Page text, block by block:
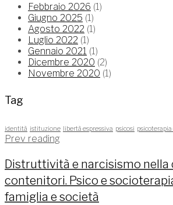
Febbraio 2026 (1)
Giugno 2025 (1)
Agosto 2022 (1)
Luglio 2022 (1)
Gennaio 2021 (1)
Dicembre 2020 (2)
Novembre 2020 (1)
Tag
identità istituzione libertà espressiva psicosi
Prev reading
Distruttività e narcisismo nella
contenitori. Psico e
famiglia e società